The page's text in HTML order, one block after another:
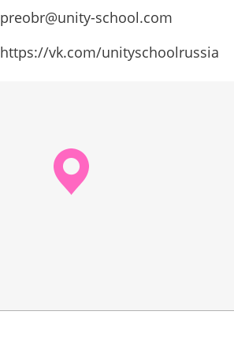
preobr@unity-school.com
https://vk.com/unityschoolrussia